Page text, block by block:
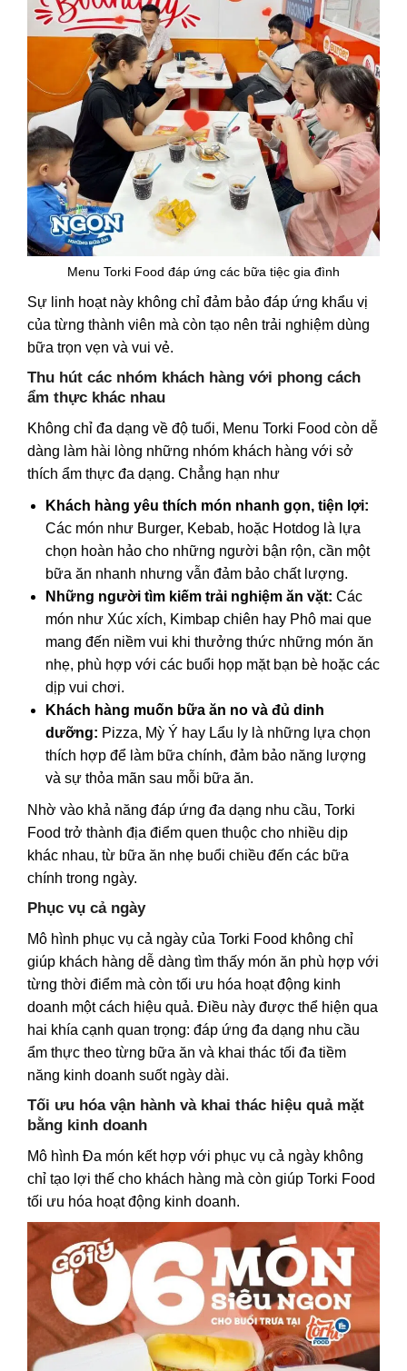
Menu Torki Food đáp ứng các bữa tiệc gia đình
Sự linh hoạt này không chỉ đảm bảo đáp ứng khẩu vị
của từng thành viên mà còn tạo nên trải nghiệm dùng
bữa trọn vẹn và vui vẻ.
Thu hút các nhóm khách hàng với phong cách
ẩm thực khác nhau
Không chỉ đa dạng về độ tuổi, Menu Torki Food còn dễ
dàng làm hài lòng những nhóm khách hàng với sở
thích ẩm thực đa dạng. Chẳng hạn như
Khách hàng yêu thích món nhanh gọn, tiện lợi:
Các món như Burger, Kebab, hoặc Hotdog là lựa
chọn hoàn hảo cho những người bận rộn, cần một
bữa ăn nhanh nhưng vẫn đảm bảo chất lượng.
Những người tìm kiếm trải nghiệm ăn vặt: Các
món như Xúc xích, Kimbap chiên hay Phô mai que
mang đến niềm vui khi thưởng thức những món ăn
nhẹ, phù hợp với các buổi họp mặt bạn bè hoặc các
dịp vui chơi.
Khách hàng muốn bữa ăn no và đủ dinh
dưỡng: Pizza, Mỳ Ý hay Lẩu ly là những lựa chọn
thích hợp để làm bữa chính, đảm bảo năng lượng
và sự thỏa mãn sau mỗi bữa ăn.
Nhờ vào khả năng đáp ứng đa dạng nhu cầu, Torki
Food trở thành địa điểm quen thuộc cho nhiều dịp
khác nhau, từ bữa ăn nhẹ buổi chiều đến các bữa
chính trong ngày.
Phục vụ cả ngày
Mô hình phục vụ cả ngày của Torki Food không chỉ
giúp khách hàng dễ dàng tìm thấy món ăn phù hợp với
từng thời điểm mà còn tối ưu hóa hoạt động kinh
doanh một cách hiệu quả. Điều này được thể hiện qua
hai khía cạnh quan trọng: đáp ứng đa dạng nhu cầu
ẩm thực theo từng bữa ăn và khai thác tối đa tiềm
năng kinh doanh suốt ngày dài.
Tối ưu hóa vận hành và khai thác hiệu quả mặt
bằng kinh doanh
Mô hình Đa món kết hợp với phục vụ cả ngày không
chỉ tạo lợi thế cho khách hàng mà còn giúp Torki Food
tối ưu hóa hoạt động kinh doanh.